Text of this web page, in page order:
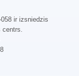
ir izsniedzis
centrs.